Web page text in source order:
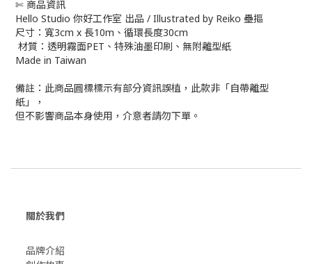
✄ 商品資訊
Hello Studio 你好工作室 出品 / Illustrated by Reiko 壘摳
尺寸：寬3cm x 長10m、循環長度30cm
材質：透明霧面PET、特殊油墨印刷、無附離型紙
Made in Taiwan
備註：此商品圓標標示有部分資訊誤植，此款非「自帶離型
紙」，
但不影響商品本身使用，介意者請勿下單。
關於我們
品牌介紹